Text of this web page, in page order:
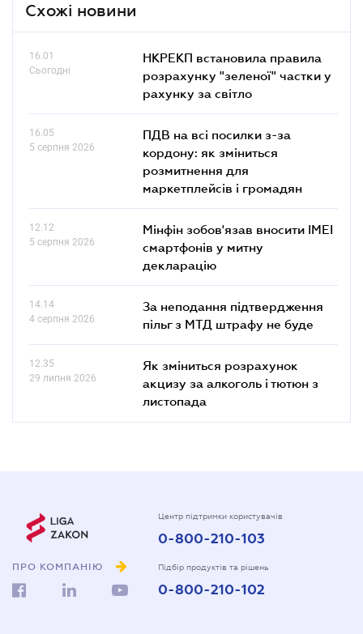
Схожі новини
16.01
Сьогодні
НКРЕКП встановила правила
розрахунку "зеленої" частки у
рахунку за світло
16.05
5 серпня 2026
ПДВ на всі посилки з-за
кордону: як зміниться
розмитнення для
маркетплейсів і громадян
12.12
5 серпня 2026
Мінфін зобов'язав вносити IMEI
смартфонів у митну
декларацію
14.14
4 серпня 2026
За неподання підтвердження
пільг з МТД штрафу не буде
12.35
29 липня 2026
Як зміниться розрахунок
акцизу за алкоголь і тютюн з
листопада
ПРО КОМПАНІЮ
Центр підтримки користувачів
0-800-210-103
Підбір продуктів та рішень
0-800-210-102